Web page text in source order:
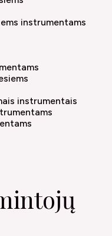
instrumentams
instrumentais